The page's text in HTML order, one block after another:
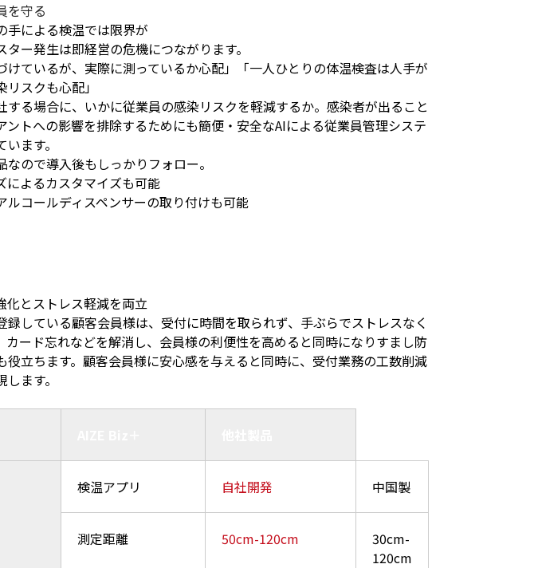
を守る
手による検温では限界が
ター発生は即経営の危機につながります。
けているが、実際に測っているか心配」「一人ひとりの体温検査は人手が
スクも心配」
する場合に、いかに従業員の感染リスクを軽減するか。感染者が出ること
ントへの影響を排除するためにも簡便・安全なAIによる従業員管理システ
ます。
なので導入後もしっかりフォロー。
によるカスタマイズも可能
ルコールディスペンサーの取り付けも可能
化とストレス軽減を両立
録している顧客会員様は、受付に時間を取られず、手ぶらでストレスなく
カード忘れなどを解消し、会員様の利便性を高めると同時になりすまし防
役立ちます。顧客会員様に安心感を与えると同時に、受付業務の工数削減
ます。
検温アプリ 自社開発 中国製
測定距離 50cm-120cm
30cm-
120cm